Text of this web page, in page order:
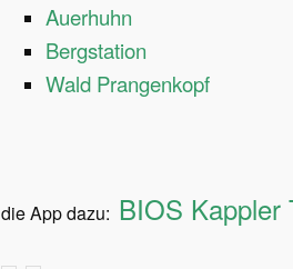
Auerhuhn
Bergstation
Wald Prangenkopf
die App dazu: BIOS Kappler